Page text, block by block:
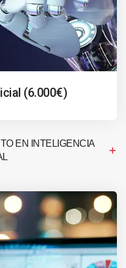
(6.000€)
EN INTELIGENCIA